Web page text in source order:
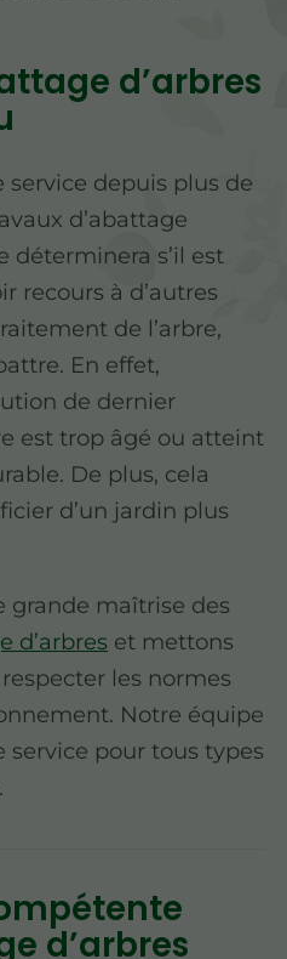
d’arbres
service depuis plus de
d’abattage
déterminera s’il est
recours à d’autres
de l’arbre,
En effet,
de dernier
est trop âgé ou atteint
De plus, cela
d’un jardin plus
grande maîtrise des
d’arbres et mettons
les normes
Notre équipe
pour tous types
d’arbres